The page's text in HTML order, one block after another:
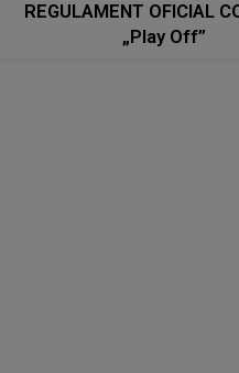
REGULAMENT OFICIAL
„Play Off”